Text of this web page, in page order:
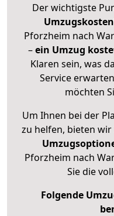
Der wichtigste
Pforzheim nach
–ein Umzug
Klaren sein, was
Service
möchten
Um Ihnen bei der
zu helfen, bieten
Pforzheim nach
Sie die
Folgende